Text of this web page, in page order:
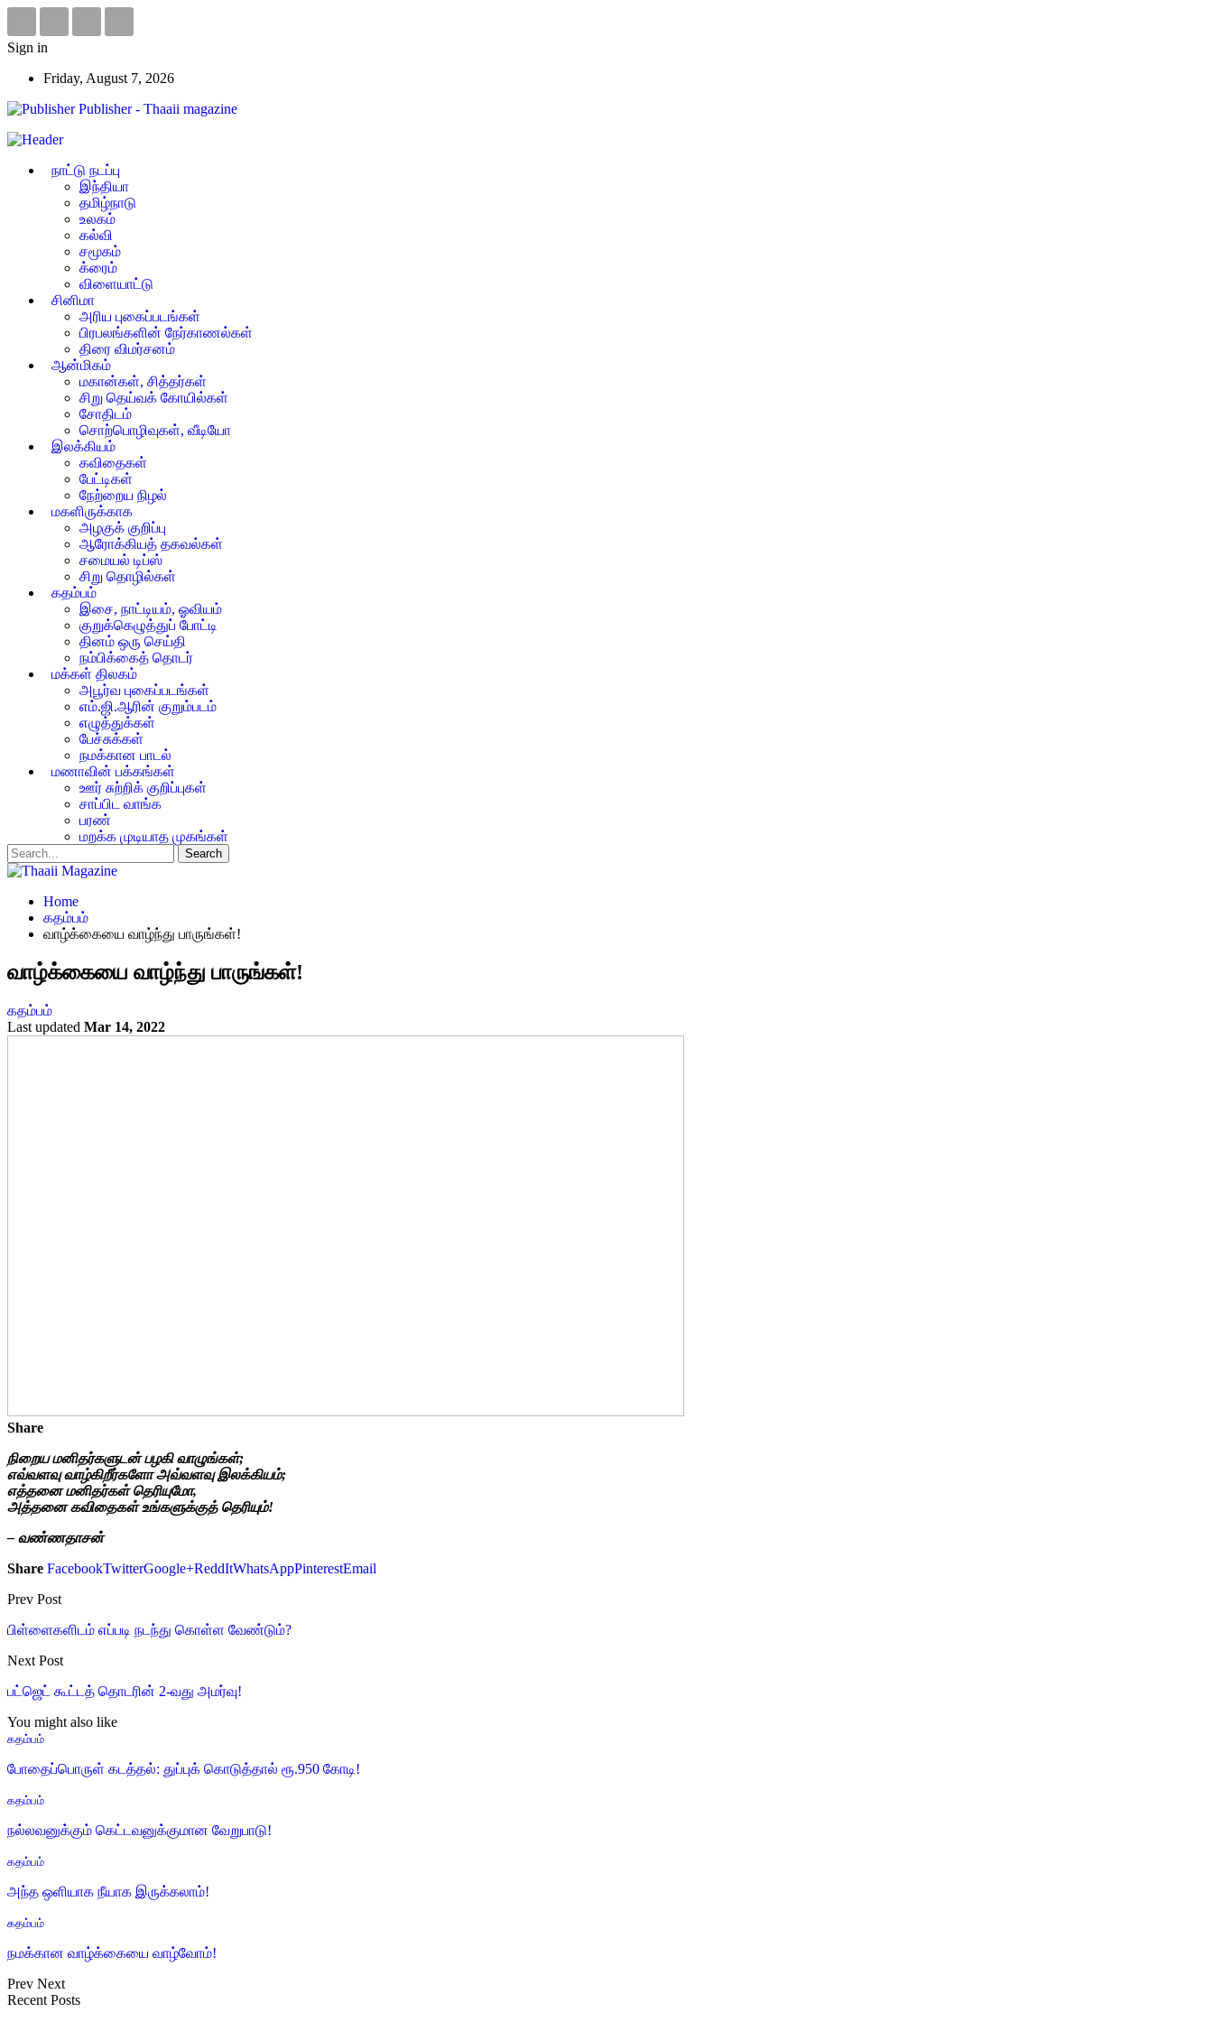
Sign in
Friday, August 7, 2026
Publisher - Thaaii magazine
நாட்டு நடப்பு
இந்தியா
தமிழ்நாடு
உலகம்
கல்வி
சமூகம்
க்ரைம்
விளையாட்டு
சினிமா
அரிய புகைப்படங்கள்
பிரபலங்களின் நேர்காணல்கள்
திரை விமர்சனம்
ஆன்மிகம்
மகான்கள், சித்தர்கள்
சிறு தெய்வக் கோயில்கள்
சோதிடம்
சொற்பொழிவுகள், வீடியோ
இலக்கியம்
கவிதைகள்
பேட்டிகள்
நேற்றைய நிழல்
மகளிருக்காக
அழகுக் குறிப்பு
ஆரோக்கியத் தகவல்கள்
சமையல் டிப்ஸ்
சிறு தொழில்கள்
கதம்பம்
இசை, நாட்டியம், ஓவியம்
குறுக்கெழுத்துப் போட்டி
தினம் ஒரு செய்தி
நம்பிக்கைத் தொடர்
மக்கள் திலகம்
அபூர்வ புகைப்படங்கள்
எம்.ஜி.ஆரின் குறும்படம்
எழுத்துக்கள்
பேச்சுக்கள்
நமக்கான பாடல்
மணாவின் பக்கங்கள்
ஊர் சுற்றிக் குறிப்புகள்
சாப்பிட வாங்க
பரண்
மறக்க முடியாத முகங்கள்
Home
கதம்பம்
வாழ்க்கையை வாழ்ந்து பாருங்கள்!
வாழ்க்கையை வாழ்ந்து பாருங்கள்!
கதம்பம்
Last updated Mar 14, 2022
Share
நிறைய மனிதர்களுடன் பழகி வாழுங்கள்;
எவ்வளவு வாழ்கிறீர்களோ அவ்வளவு இலக்கியம்;
எத்தனை மனிதர்கள் தெரியுமோ,
அத்தனை கவிதைகள் உங்களுக்குத் தெரியும்!
– வண்ணதாசன்
Share FacebookTwitterGoogle+ReddItWhatsAppPinterestEmail
Prev Post
பிள்ளைகளிடம் எப்படி நடந்து கொள்ள வேண்டும்?
Next Post
பட்ஜெட் கூட்டத் தொடரின் 2-வது அமர்வு!
You might also like
கதம்பம்
போதைப்பொருள் கடத்தல்: துப்புக் கொடுத்தால் ரூ.950 கோடி!
கதம்பம்
நல்லவனுக்கும் கெட்டவனுக்குமான வேறுபாடு!
கதம்பம்
அந்த ஒளியாக நீயாக இருக்கலாம்!
கதம்பம்
நமக்கான வாழ்க்கையை வாழ்வோம்!
Prev Next
Recent Posts